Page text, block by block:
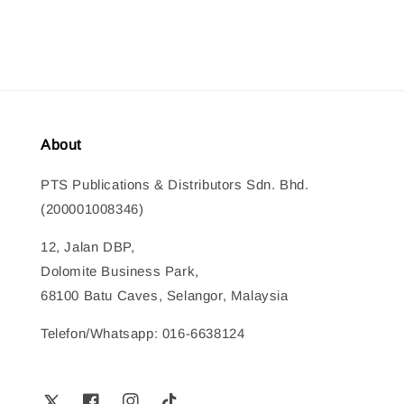
About
PTS Publications & Distributors Sdn. Bhd.
(200001008346)
12, Jalan DBP,
Dolomite Business Park,
68100 Batu Caves, Selangor, Malaysia
Telefon/Whatsapp: 016-6638124